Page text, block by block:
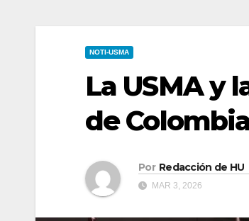
NOTI-USMA
La USMA y
de
Por Redacción de HU
MAR 3, 2026